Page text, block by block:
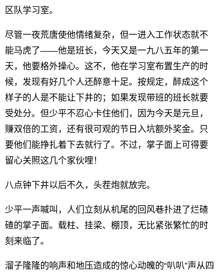
区队学习室。
尽管一夜荒唐使他情绪复杂，但一进入工作状态就不
能马虎了——他是班长，今天又是一九八五年的第一
天，他要格外操心。这不，他在学习室布置生产的时
候，发现有好几个人还醉意十足。按规定，醉成这个
样子的人是不能让下井的；如果发现带班的班长就要
受处分。但少平不忍心卡住他们，因为今天是元旦，
赚双倍的工资，还有很可观的节日入坑额外奖金。只
要他们能挣扎着下去就行了。不过，掌子面上可得要
留心关照这几个家伙哩！
八点钟下井以后不久，头茬炮就放完。
少平一声喊叫，人们立刻从机尾的回风巷扑进了烂碴
碴的掌子面。载柱、挂梁、棚顶，无比紧张繁忙的时
刻来临了。
溜子隆隆的响声和地压造成的惊心动魄的“叭叭”声从四